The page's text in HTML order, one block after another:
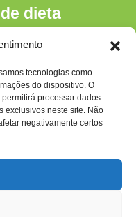
tecnologias como
do dispositivo. O
processar dados
exclusivos neste site. Não
negativamente certos
dieta